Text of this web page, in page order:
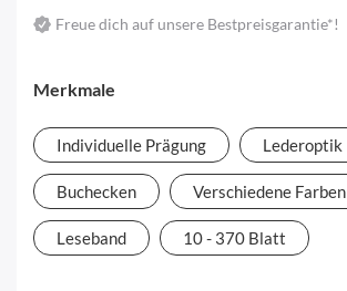
Freue dich auf unsere Bestpreisgarantie*!
Merkmale
Individuelle Prägung Lederoptik
Buchecken Verschiedene Farben
Leseband 10 - 370 Blatt